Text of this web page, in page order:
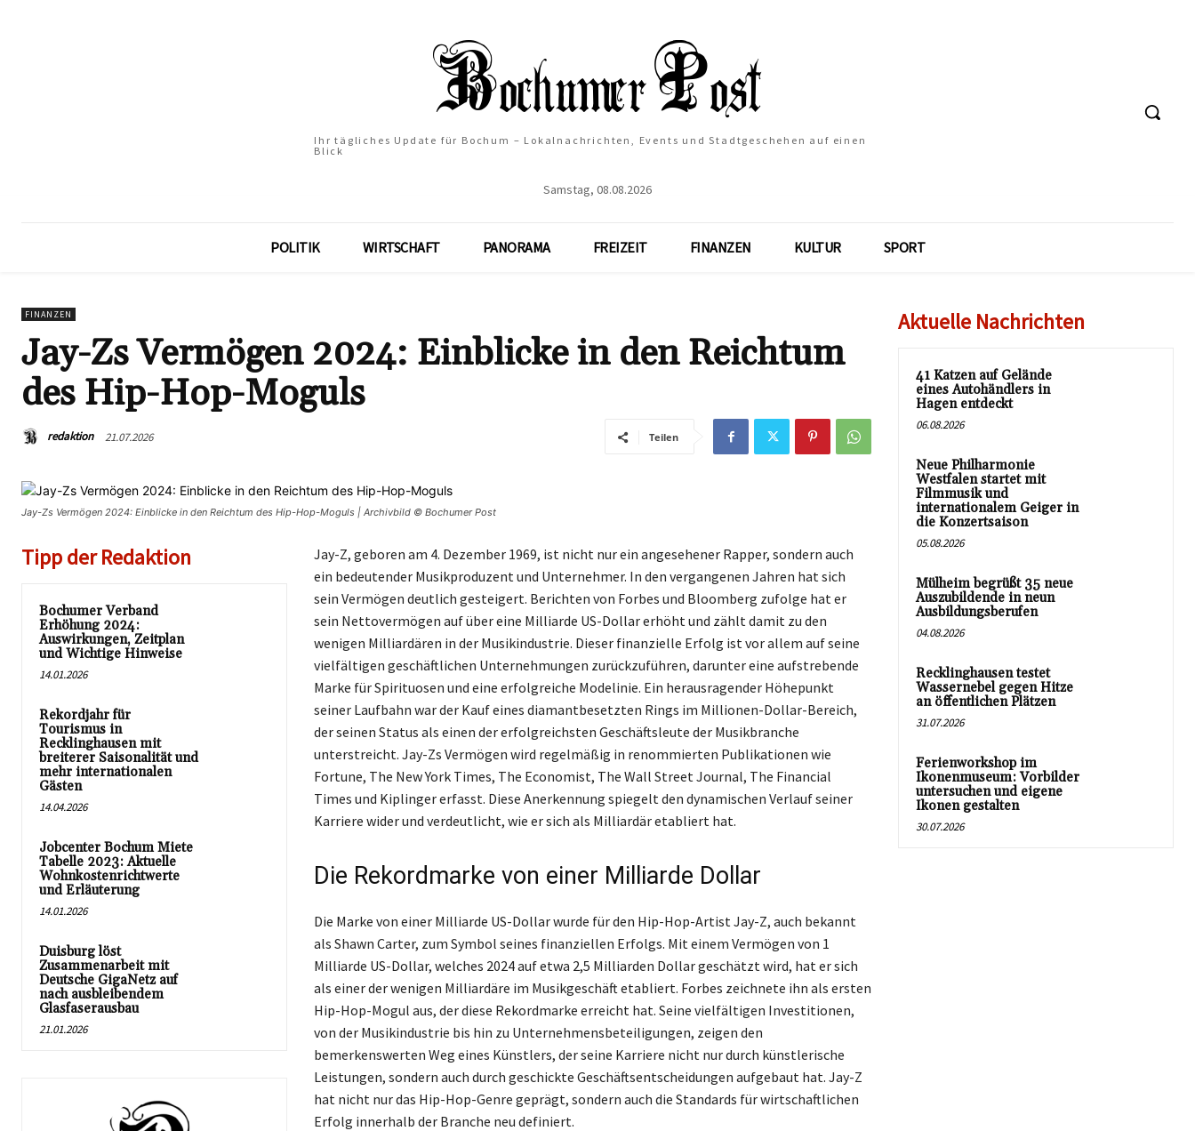
Ihr tägliches Update für Bochum – Lokalnachrichten, Events und Stadtgeschehen auf einen
Blick
Samstag, 08.08.2026
POLITIK WIRTSCHAFT PANORAMA FREIZEIT FINANZEN KULTUR SPORT
FINANZEN
Jay-Zs Vermögen 2024: Einblicke in den Reichtum
des Hip-Hop-Moguls
redaktion 21.07.2026 Teilen
Jay-Zs Vermögen 2024: Einblicke in den Reichtum des Hip-Hop-Moguls | Archivbild © Bochumer Post
Tipp der Redaktion
Bochumer Verband
Erhöhung 2024:
Auswirkungen, Zeitplan
und Wichtige Hinweise
14.01.2026
Rekordjahr für
Tourismus in
Recklinghausen mit
breiterer Saisonalität und
mehr internationalen
Gästen
14.04.2026
Jobcenter Bochum Miete
Tabelle 2023: Aktuelle
Wohnkostenrichtwerte
und Erläuterung
14.01.2026
Duisburg löst
Zusammenarbeit mit
Deutsche GigaNetz auf
nach ausbleibendem
Glasfaserausbau
21.01.2026
Jay-Z, geboren am 4. Dezember 1969, ist nicht nur ein angesehener Rapper, sondern auch
ein bedeutender Musikproduzent und Unternehmer. In den vergangenen Jahren hat sich
sein Vermögen deutlich gesteigert. Berichten von Forbes und Bloomberg zufolge hat er
sein Nettovermögen auf über eine Milliarde US-Dollar erhöht und zählt damit zu den
wenigen Milliardären in der Musikindustrie. Dieser finanzielle Erfolg ist vor allem auf seine
vielfältigen geschäftlichen Unternehmungen zurückzuführen, darunter eine aufstrebende
Marke für Spirituosen und eine erfolgreiche Modelinie. Ein herausragender Höhepunkt
seiner Laufbahn war der Kauf eines diamantbesetzten Rings im Millionen-Dollar-Bereich,
der seinen Status als einen der erfolgreichsten Geschäftsleute der Musikbranche
unterstreicht. Jay-Zs Vermögen wird regelmäßig in renommierten Publikationen wie
Fortune, The New York Times, The Economist, The Wall Street Journal, The Financial
Times und Kiplinger erfasst. Diese Anerkennung spiegelt den dynamischen Verlauf seiner
Karriere wider und verdeutlicht, wie er sich als Milliardär etabliert hat.
Die Rekordmarke von einer Milliarde Dollar
Die Marke von einer Milliarde US-Dollar wurde für den Hip-Hop-Artist Jay-Z, auch bekannt
als Shawn Carter, zum Symbol seines finanziellen Erfolgs. Mit einem Vermögen von 1
Milliarde US-Dollar, welches 2024 auf etwa 2,5 Milliarden Dollar geschätzt wird, hat er sich
als einer der wenigen Milliardäre im Musikgeschäft etabliert. Forbes zeichnete ihn als ersten
Hip-Hop-Mogul aus, der diese Rekordmarke erreicht hat. Seine vielfältigen Investitionen,
von der Musikindustrie bis hin zu Unternehmensbeteiligungen, zeigen den
bemerkenswerten Weg eines Künstlers, der seine Karriere nicht nur durch künstlerische
Leistungen, sondern auch durch geschickte Geschäftsentscheidungen aufgebaut hat. Jay-Z
hat nicht nur das Hip-Hop-Genre geprägt, sondern auch die Standards für wirtschaftlichen
Erfolg innerhalb der Branche neu definiert.
Aktuelle Nachrichten
41 Katzen auf Gelände
eines Autohändlers in
Hagen entdeckt
06.08.2026
Neue Philharmonie
Westfalen startet mit
Filmmusik und
internationalem Geiger in
die Konzertsaison
05.08.2026
Mülheim begrüßt 35 neue
Auszubildende in neun
Ausbildungsberufen
04.08.2026
Recklinghausen testet
Wassernebel gegen Hitze
an öffentlichen Plätzen
31.07.2026
Ferienworkshop im
Ikonenmuseum: Vorbilder
untersuchen und eigene
Ikonen gestalten
30.07.2026